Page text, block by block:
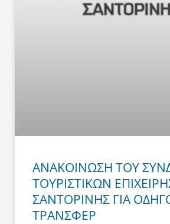
ΑΝΑΚΟΙΝΩΣΗ ΤΟΥ
ΤΟΥΡΙΣΤΙΚΩΝ
ΣΑΝΤΟΡΙΝΗΣ ΓΙΑ
ΤΡΑΝΣΦΕΡ